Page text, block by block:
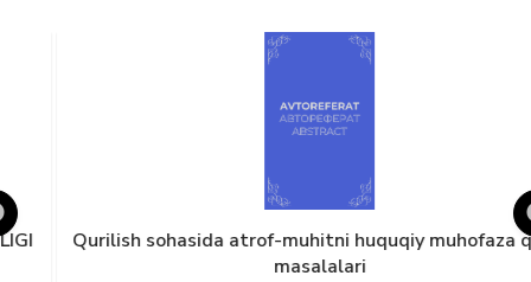
Qurilish sohasida atrof-muhitni huquqiy muhofaza qilish
masalalari